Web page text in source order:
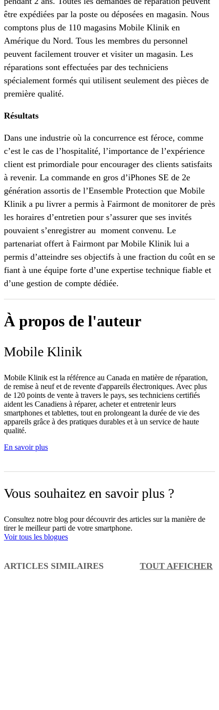
être expédiées par la poste ou déposées en magasin. Nous
comptons plus de 110 magasins Mobile Klinik en
Amérique du Nord. Tous les membres du personnel
peuvent facilement trouver et visiter un magasin. Les
réparations sont effectuées par des techniciens
spécialement formés qui utilisent seulement des pièces de
première qualité.
Résultats
Dans une industrie où la concurrence est féroce, comme
c’est le cas de l’hospitalité, l’importance de l’expérience
client est primordiale pour encourager des clients satisfaits
à revenir. La commande en gros d’iPhones SE de 2e
génération assortis de l’Ensemble Protection que Mobile
Klinik a pu livrer a permis à Fairmont de monitorer de près
les horaires d’entretien pour s’assurer que ses invités
pouvaient s’enregistrer au moment convenu. Le
partenariat offert à Fairmont par Mobile Klinik lui a
permis d’atteindre ses objectifs à une fraction du coût en se
fiant à une équipe forte d’une expertise technique fiable et
d’une gestion de compte dédiée.
À propos de l'auteur
Mobile Klinik
Mobile Klinik est la référence au Canada en matière de réparation,
de remise à neuf et de revente d'appareils électroniques. Avec plus
de 120 points de vente à travers le pays, ses techniciens certifiés
aident les Canadiens à réparer, acheter et entretenir leurs
smartphones et tablettes, tout en prolongeant la durée de vie des
appareils grâce à des pratiques durables et à un service de haute
qualité.
En savoir plus
Vous souhaitez en savoir plus ?
Consultez notre blog pour découvrir des articles sur la manière de
tirer le meilleur parti de votre smartphone.
Voir tous les blogues
ARTICLES SIMILAIRES TOUT AFFICHER